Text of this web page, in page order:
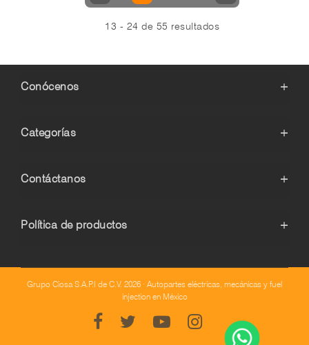
13 - 24 de 55 resultados
Conócenos +
Categorías +
Contáctanos +
Política de productos +
Grupo Ciosa S.A.P.I de C.V. 2026 · Autopartes eléctricas, mecánicas y fuel
injection en México